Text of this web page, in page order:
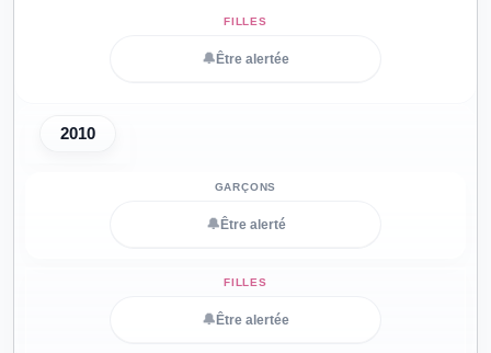
🔔 Être alertée
2010
🔔 Être alerté
🔔 Être alertée